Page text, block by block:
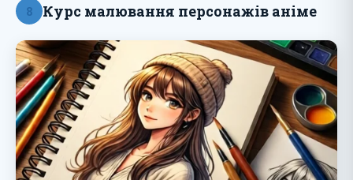
8 Курс малювання персонажів аніме